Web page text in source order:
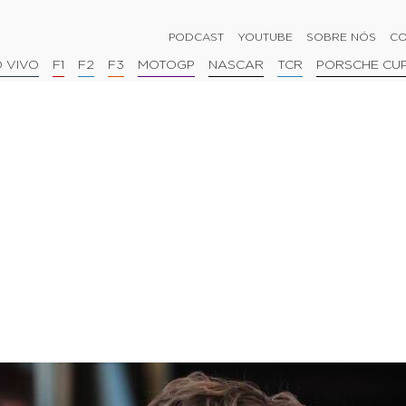
PODCAST YOUTUBE SOBRE NÓS
VIVO F1 F2 F3 MOTOGP NASCAR TCR PORSCHE